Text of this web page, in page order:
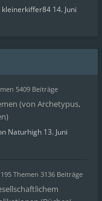
kleinerkiffer84 14. Juni
5409 Beiträge
(von Archetypus,
Naturhigh 13. Juni
195 Themen 3136 Beiträge